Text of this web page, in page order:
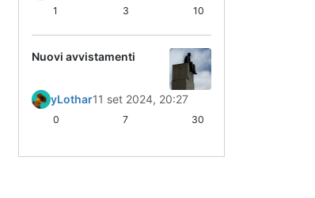
1 3 10
Nuovi avvistamenti
yLothar11 set 2024, 20:27
0 7 30